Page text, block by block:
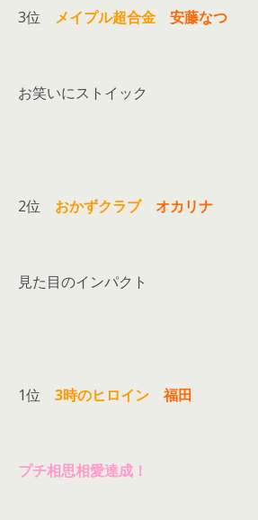
3位 メイプル超合金 安藤なつ
お笑いにストイック
2位 おかずクラブ オカリナ
見た目のインパクト
1位 3時のヒロイン 福田
プチ相思相愛達成！